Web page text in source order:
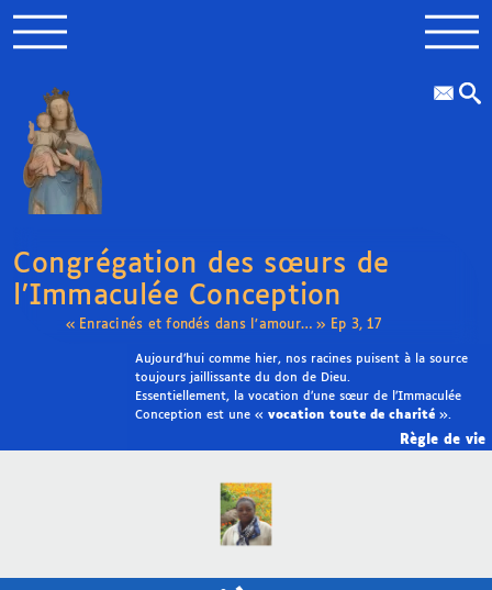
Congrégation des sœurs de
l’Immaculée Conception
« Enracinés et fondés dans l’amour… » Ep 3, 17
Règle de vie
Aujourd’hui comme hier, nos racines puisent à la source
toujours jaillissante du don de Dieu.
Essentiellement, la vocation d’une sœur de l’Immaculée
Conception est une « vocation toute de charité».